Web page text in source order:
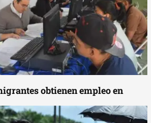
obtienen empleo en